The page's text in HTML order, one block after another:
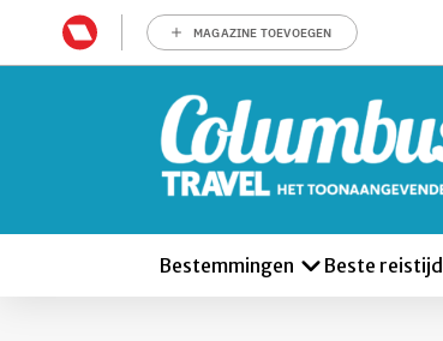
MAGAZINE TOEVOEGEN
Bestemmingen Beste reistijd